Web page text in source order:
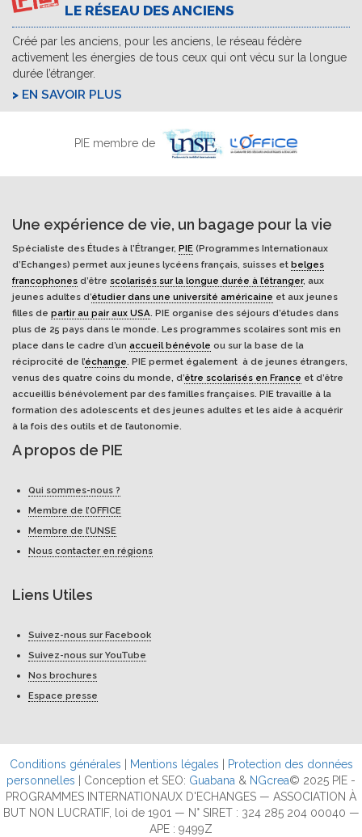
LE RÉSEAU DES ANCIENS
Créé par les anciens, pour les anciens, le réseau fédère
activement les énergies de tous ceux qui ont vécu sur la longue
durée l’étranger.
EN SAVOIR PLUS
PIE membre de
Une expérience de vie, un bagage pour la vie
Spécialiste des Études à l'Étranger, PIE (Programmes Internationaux
d’Echanges) permet aux jeunes lycéens français, suisses et belges
francophones d’être scolarisés sur la longue durée à l’étranger, aux
jeunes adultes d’étudier dans une université américaine et aux jeunes
filles de partir au pair aux USA. PIE organise des séjours d’études dans
plus de 25 pays dans le monde. Les programmes scolaires sont mis en
place dans le cadre d’un accueil bénévole ou sur la base de la
réciprocité de l’échange. PIE permet également à de jeunes étrangers,
venus des quatre coins du monde, d’être scolarisés en France et d’être
accueillis bénévolement par des familles françaises. PIE travaille à la
formation des adolescents et des jeunes adultes et les aide à acquérir
à la fois des outils et de l’autonomie.
A propos de PIE
Qui sommes-nous ?
Membre de l’OFFICE
Membre de l’UNSE
Nous contacter en régions
Liens Utiles
Suivez-nous sur Facebook
Suivez-nous sur YouTube
Nos brochures
Espace presse
Conditions générales Mentions légales
Protection des données
personnelles | Conception et SEO: Guabana & NGcrea© 2025 PIE -
PROGRAMMES INTERNATIONAUX D'ECHANGES — ASSOCIATION À
BUT NON LUCRATIF, loi de 1901 — N° SIRET : 324 285 204 00040 —
APE : 9499Z